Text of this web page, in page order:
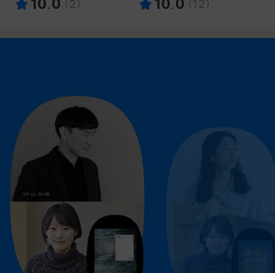
10.0 ( 2) 10.0 (12)